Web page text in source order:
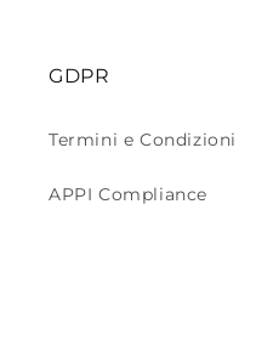
GDPR
Termini e Condizioni
APPI Compliance